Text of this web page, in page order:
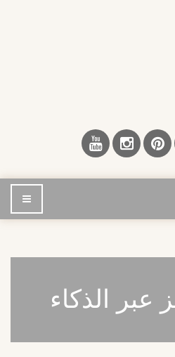
إضغط
للتصفح
عبر الذكاء